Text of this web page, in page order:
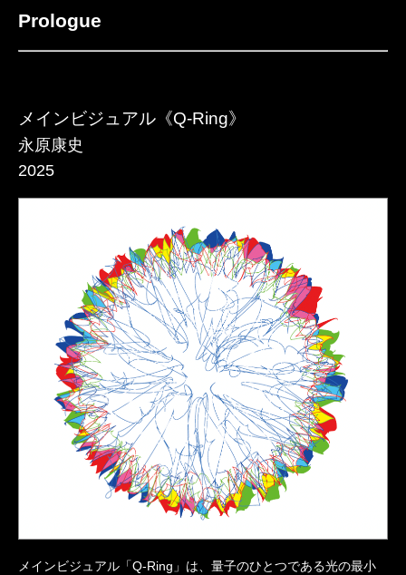
Prologue
メインビジュアル《Q-Ring》
永原康史
2025
メインビジュアル「Q-Ring」は、量子のひとつである光の最小